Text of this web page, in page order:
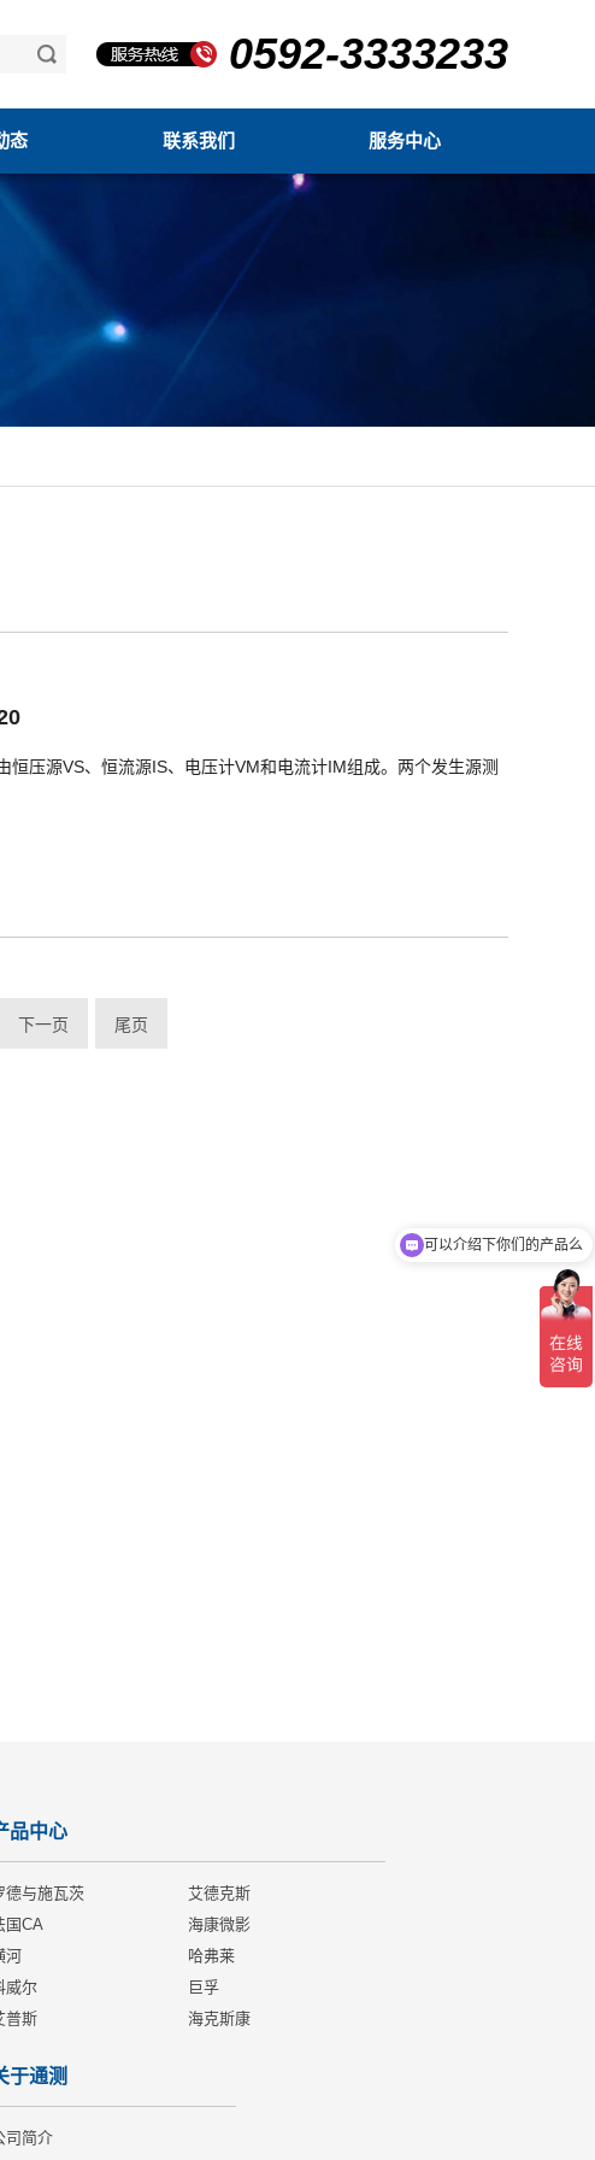
0592-3333233
态 联系我们 服务中心
恒压源VS、恒流源IS、电压计VM和电流计IM组成。两个发生源测
下一页 尾页
品中心
德与施瓦茨
艾德克斯
国CA
海康微影
河
哈弗莱
威尔
巨孚
普斯
海克斯康
于通测
司简介